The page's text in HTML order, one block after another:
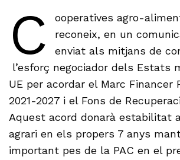
C
ooperatives agro-
reconeix, en un
enviat als mitjans de
l’esforç negociador dels Estats
UE per acordar el Marc Financer
2021-2027 i el Fons de
Aquest acord donarà estabilitat
agrari en els propers 7 anys
important pes de la PAC en el